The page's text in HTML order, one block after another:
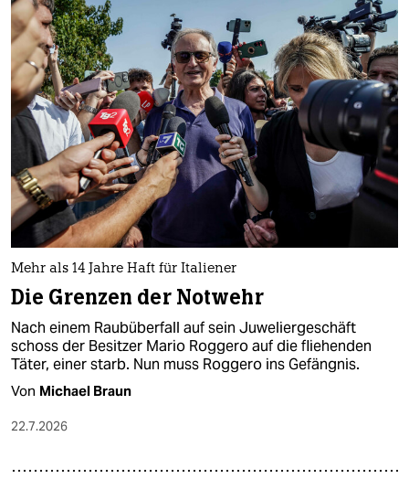
Mehr als 14 Jahre Haft für Italiener
Die Grenzen der Notwehr
Nach einem Raubüberfall auf sein Juweliergeschäft
schoss der Besitzer Mario Roggero auf die fliehenden
Täter, einer starb. Nun muss Roggero ins Gefängnis.
Von Michael Braun
22.7.2026